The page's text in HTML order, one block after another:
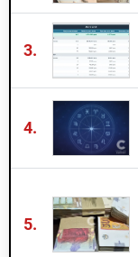
3.
4.
5.